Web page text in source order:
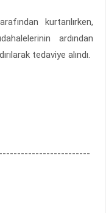
kurtarılırken,
ardından
tedaviye alındı.